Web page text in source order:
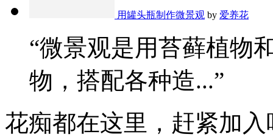
用罐头瓶制作微景观 by 爱养花
“微景观是用苔藓植物
物，搭配各种造...”
花痴都在这里，赶紧加入